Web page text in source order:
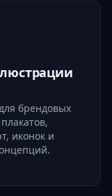
брендовых
иконок и